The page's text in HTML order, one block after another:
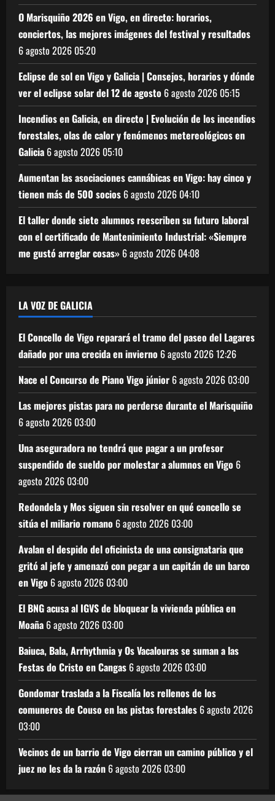
O Marisquiño 2026 en Vigo, en directo: horarios,
conciertos, las mejores imágenes del festival y resultados
6 agosto 2026 05:20
Eclipse de sol en Vigo y Galicia | Consejos, horarios y dónde
ver el eclipse solar del 12 de agosto 6 agosto 2026 05:15
Incendios en Galicia, en directo | Evolución de los incendios
forestales, olas de calor y fenómenos metereológicos en
Galicia 6 agosto 2026 05:10
Aumentan las asociaciones cannábicas en Vigo: hay cinco y
tienen más de 500 socios 6 agosto 2026 04:10
El taller donde siete alumnos reescriben su futuro laboral
con el certificado de Mantenimiento Industrial: «Siempre
me gustó arreglar cosas» 6 agosto 2026 04:08
LA VOZ DE GALICIA
El Concello de Vigo reparará el tramo del paseo del Lagares
dañado por una crecida en invierno 6 agosto 202612:26
Nace el Concurso de Piano Vigo júnior 6 agosto 2026 03:00
Las mejores pistas para no perderse durante el Marisquiño
6 agosto 2026 03:00
Una aseguradora no tendrá que pagar a un profesor
suspendido de sueldo por molestar a alumnos en Vigo 6
agosto 2026 03:00
Redondela y Mos siguen sin resolver en qué concello se
sitúa el miliario romano 6 agosto 2026 03:00
Avalan el despido del oficinista de una consignataria que
gritó al jefe y amenazó con pegar a un capitán de un barco
en Vigo 6 agosto 2026 03:00
El BNG acusa al IGVS de bloquear la vivienda pública en
Moaña 6 agosto 2026 03:00
Baiuca, Bala, Arrhythmia y Os Vacalouras se suman a las
Festas do Cristo en Cangas 6 agosto 2026 03:00
Gondomar traslada a la Fiscalía los rellenos de los
comuneros de Couso en las pistas forestales 6 agosto 2026
03:00
Vecinos de un barrio de Vigo cierran un camino público y el
juez no les da la razón 6 agosto 2026 03:00